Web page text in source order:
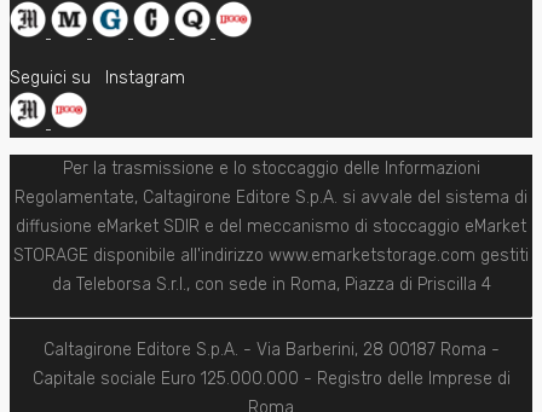
Seguici su Instagram
Per la trasmissione e lo stoccaggio delle Informazioni
Regolamentate, Caltagirone Editore S.p.A. si avvale del sistema di
diffusione eMarket SDIR e del meccanismo di stoccaggio eMarket
STORAGE disponibile all'indirizzo www.emarketstorage.com gestiti
da Teleborsa S.r.l., con sede in Roma, Piazza di Priscilla 4
Caltagirone Editore S.p.A. - Via Barberini, 28 00187 Roma -
Capitale sociale Euro 125.000.000 - Registro delle Imprese di